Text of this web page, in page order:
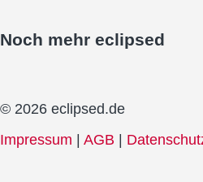
Noch mehr eclipsed
© 2026 eclipsed.de
Impressum | AGB |